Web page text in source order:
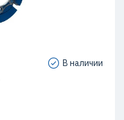
В наличии